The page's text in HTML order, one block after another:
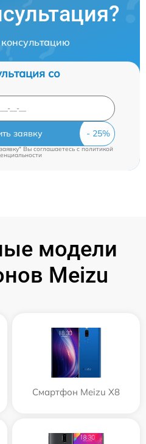
со
заявку
Вы соглашаетесь cполитикой
модели
Meizu
Смартфон Meizu X8